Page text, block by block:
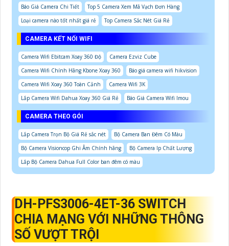
Báo Giá Camera Chi Tiết
Top 5 Camera Xem Mã Vạch Đơn Hàng
Loại camera nào tốt nhất giá rẻ
Top Camera Sắc Nét Giá Rẻ
CAMERA KẾT NỐI WIFI
Camera Wifi Ebitcam Xoay 360 Độ
Camera Ezviz Cube
Camera Wifi Chính Hãng Kbone Xoay 360
Báo giá camera wifi hikvision
Camera Wifi Xoay 360 Toàn Cảnh
Camera Wifi 3K
Lắp Camera Wifi Dahua Xoay 360 Giá Rẻ
Báo Giá Camera Wifi Imou
CAMERA THEO GÓI
Lắp Camera Trọn Bộ Giá Rẻ sắc nét
Bộ Camera Ban Đêm Có Màu
Bộ Camera Visioncop Ghi Âm Chính hãng
Bộ Camera Ip Chất Lượng
Lắp Bộ Camera Dahua Full Color ban đêm có màu
DH-PFS3006-4ET-36 SWITCH
CHIA MẠNG VỚI NHỮNG THÔNG
SỐ VƯỢT TRỘI